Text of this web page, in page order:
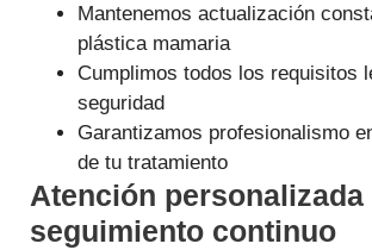
Mantenemos actualización
plástica mamaria
Cumplimos todos los requisitos
seguridad
Garantizamos profesionalismo
de tu tratamiento
Atención personalizada
seguimiento continuo